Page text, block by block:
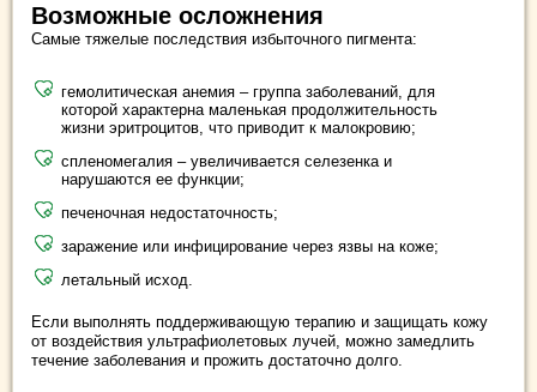
Возможные осложнения
Самые тяжелые последствия избыточного пигмента:
гемолитическая анемия – группа заболеваний, для
которой характерна маленькая продолжительность
жизни эритроцитов, что приводит к малокровию;
спленомегалия – увеличивается селезенка и
нарушаются ее функции;
печеночная недостаточность;
заражение или инфицирование через язвы на коже;
летальный исход.
Если выполнять поддерживающую терапию и защищать кожу
от воздействия ультрафиолетовых лучей, можно замедлить
течение заболевания и прожить достаточно долго.